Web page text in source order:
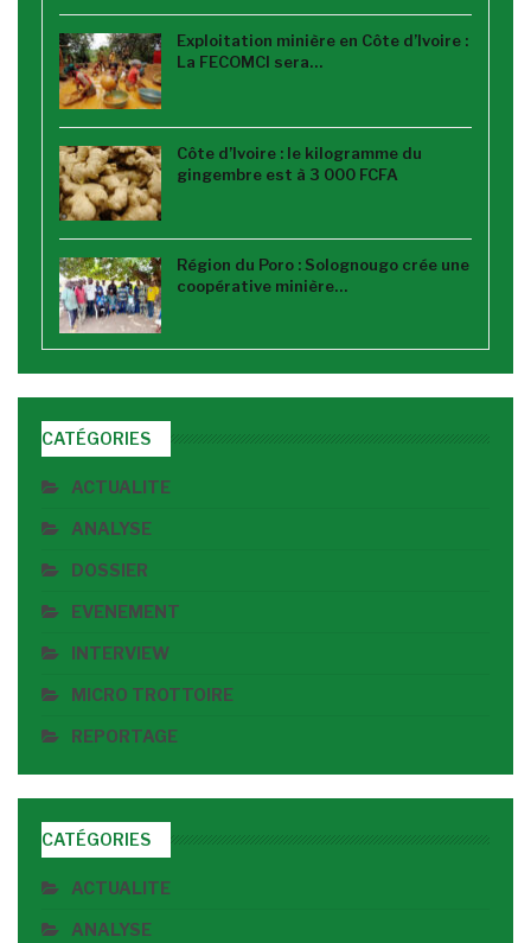
Exploitation minière en Côte d’Ivoire :
La FECOMCI sera…
Côte d’Ivoire : le kilogramme du
gingembre est à 3 000 FCFA
Région du Poro : Solognougo crée une
coopérative minière…
CATÉGORIES
ACTUALITE
ANALYSE
DOSSIER
EVENEMENT
INTERVIEW
MICRO TROTTOIRE
REPORTAGE
CATÉGORIES
ACTUALITE
ANALYSE